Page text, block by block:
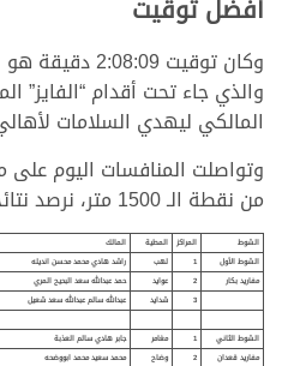
وكان توقيت
والذي جاء تحت أقدام
المالكي ليهدي السلامات
من نقطة الـ 1500 متر، نرصد نتائجها على النحو التالي:
الشوط المراكز المطية المالك
الشوط الأول
1 لهب راشد هادي محمد محسن انديله
مفاريد بكار
2 عوايد حمد عبدالله سعد البحيح المري
3
شدايد عبدالله سالم عبدالله سعد شعيل
الشوط الثاني 1 مغامر جابر هادي سالم العذبة
مفاريد قعدان
2 وضاح محمد سعيد محمد ابووضحه